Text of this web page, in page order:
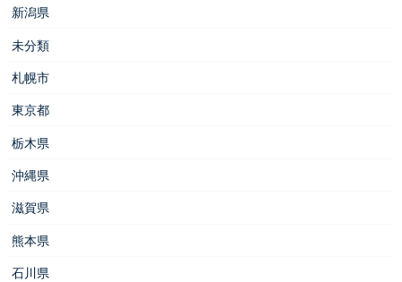
新潟県
未分類
札幌市
東京都
栃木県
沖縄県
滋賀県
熊本県
石川県